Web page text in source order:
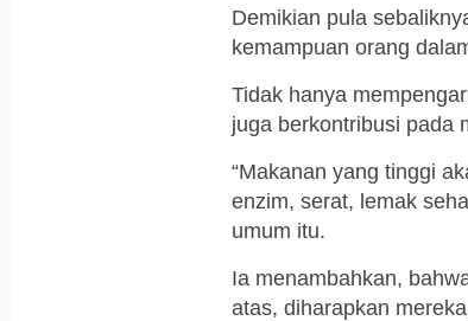
Demikian pula
kemampuan orang
Tidak hanya
juga berkontribusi pada
“Makanan yang tinggi
enzim, serat, lemak
umum itu.
Ia menambahkan,
atas, diharapkan